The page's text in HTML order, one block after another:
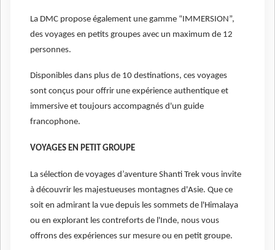
La DMC propose également une gamme “IMMERSION”,
des voyages en petits groupes avec un maximum de 12
personnes.
Disponibles dans plus de 10 destinations, ces voyages
sont conçus pour offrir une expérience authentique et
immersive et toujours accompagnés d'un guide
francophone.
VOYAGES EN PETIT GROUPE
La sélection de voyages d’aventure Shanti Trek vous invite
à découvrir les majestueuses montagnes d'Asie. Que ce
soit en admirant la vue depuis les sommets de l'Himalaya
ou en explorant les contreforts de l'Inde, nous vous
offrons des expériences sur mesure ou en petit groupe.